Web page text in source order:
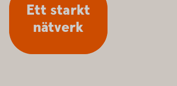
Ett starkt
nätverk